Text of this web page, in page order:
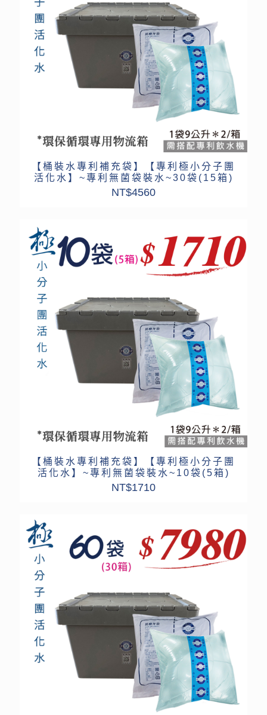
【桶裝水專利補充袋】【專利極小分子團
活化水】~專利無菌袋裝水~30袋(15箱)
NT$4560
【桶裝水專利補充袋】【專利極小分子團
活化水】~專利無菌袋裝水~10袋(5箱)
NT$1710